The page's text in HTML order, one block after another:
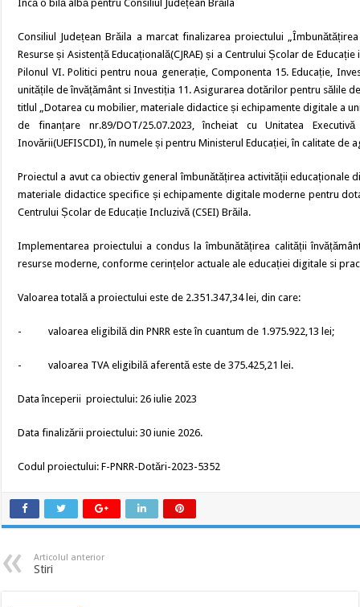
Încă o bilă albă pentru Consiliul Județean Brăila
Consiliul Județean Brăila a marcat finalizarea proiectului
Resurse și Asistență Educațională(CJRAE) și a Centrului Școlar de
Pilonul VI. Politici pentru noua generație, Componenta 15. Educație,
unitățile de învățământ si Investiția 11. Asigurarea dotărilor pentru sălile
titlul „Dotarea cu mobilier, materiale didactice și echipamente digitale a
de finanțare nr.89/DOT/25.07.2023, încheiat cu Unitatea
Inovării(UEFISCDI), în numele și pentru Ministerul Educației, în calitate de
Proiectul a avut ca obiectiv general îmbunătățirea activității
materiale didactice specifice și echipamente digitale moderne pentru
Centrului Școlar de Educație Incluzivă (CSEI) Brăila.
Implementarea proiectului a condus la îmbunătățirea calității
resurse moderne, conforme cerințelor actuale ale educației digitale si
Valoarea totală a proiectului este de 2.351.347,34 lei, din care:
- valoarea eligibilă din PNRR este în cuantum de 1.975.922,13 lei;
- valoarea TVA eligibilă aferentă este de 375.425,21 lei.
Data începerii proiectului: 26 iulie 2023
Data finalizării proiectului: 30 iunie 2026.
Codul proiectului: F-PNRR-Dotări-2023-5352
Articolul anterior
Stiri